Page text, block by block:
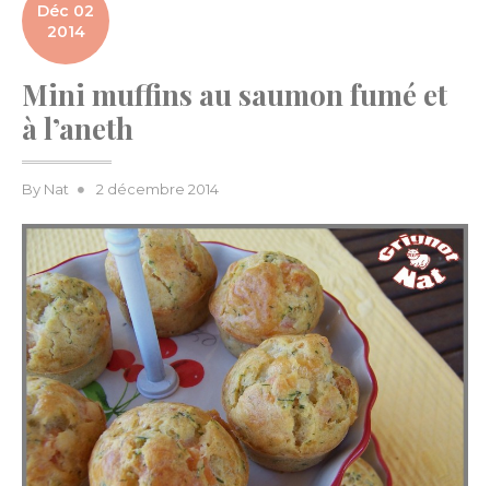
Déc 02
2014
Mini muffins au saumon fumé et
à l’aneth
By Nat
Posted
2 décembre 2014